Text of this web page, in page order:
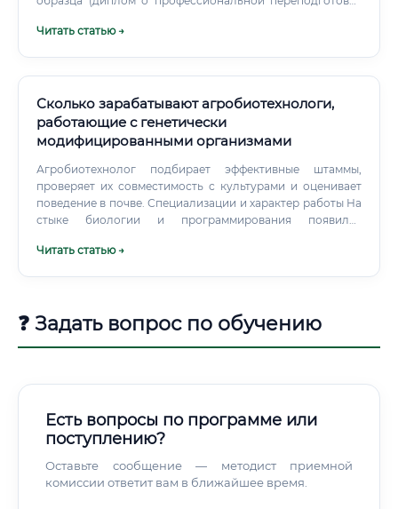
Практикующие преподаватели с реальным отраслевым
форматы программ: ⚠️ Важно! Диплом о
профессиональной переподготовке, выданный
лицензированной организацией, имеет юридическую
силу и признаётся работодателями наравне с
профильным вузовским дипломом. Сколько стоит
обучение и как быстро оно окупится: 💡 Вывод:
Программы профессиональной переподготовки
демонстрируют наилучшее соотношение стоимости и
Читать статью →
Сколько зарабатывают агробиотехнологи,
работающие с генетически
модифицированными организмами
Агробиотехнолог подбирает эффективные штаммы,
проверяет их совместимость с культурами и оценивает
поведение в почве. Специализации и характер работы На
стыке биологии и программирования появился
Читать статью →
❓ Задать вопрос по обучению
Есть вопросы по программе или
поступлению?
Оставьте сообщение — методист приемной
комиссии ответит вам в ближайшее время.